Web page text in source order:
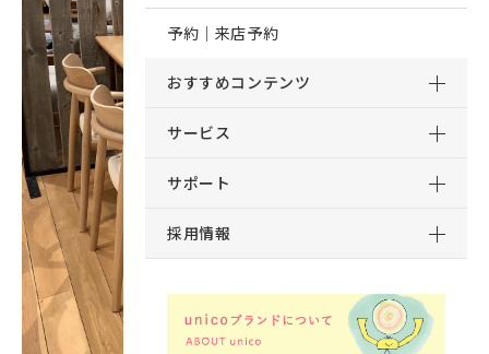
予約｜来店予約
おすすめコンテンツ
サービス
サポート
採用情報